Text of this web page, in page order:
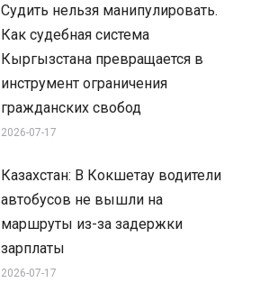
Судить нельзя манипулировать.
Как судебная система
Кыргызстана превращается в
инструмент ограничения
гражданских свобод
2026-07-17
Казахстан: В Кокшетау водители
автобусов не вышли на
маршруты из-за задержки
зарплаты
2026-07-17